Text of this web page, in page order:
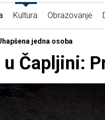
Kultura Obrazovanje
jedna osoba
u Čapljini: